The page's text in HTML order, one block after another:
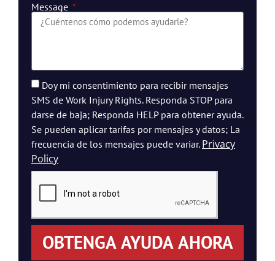
Message
Doy mi consentimiento para recibir mensajes
SMS de Work Injury Rights. Responda STOP para
darse de baja; Responda HELP para obtener ayuda.
Se pueden aplicar tarifas por mensajes y datos; La
frecuencia de los mensajes puede variar. Privacy
Policy
OBTENGA AYUDA AHORA